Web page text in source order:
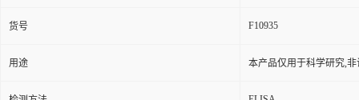
货号 F10935
用途 本产品仅用于科学研究,